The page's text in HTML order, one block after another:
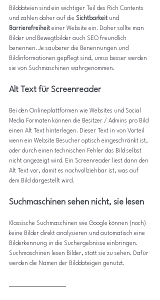
Bilddateien sind ein wichtiger Teil des Rich Contents
und zahlen daher auf die Sichtbarkeit und
Barrierefreiheit einer Website ein. Daher sollte man
Bilder und Bewegtbilder auch SEO freundlich
benennen. Je sauberer die Benennungen und
Bildinformationen gepflegt sind, umso besser werden
sie von Suchmaschinen wahrgenommen.
Alt Text für Screenreader
Bei den Onlineplattformen wie Websites und Social
Media Formaten können die Besitzer / Admins pro Bild
einen Alt Text hinterlegen. Dieser Text in von Vorteil
wenn ein Website Besucher optisch eingeschränkt ist,
oder durch einen technischen Fehler das Bild selbst
nicht angezeigt wird. Ein Screenreader liest dann den
Alt Text vor, damit es nachvollziehbar ist, was auf
dem Bild dargestellt wird.
Suchmaschinen sehen nicht, sie lesen
Klassische Suchmaschinen wie Google können (noch)
keine Bilder direkt analysieren und automatisch eine
Bilderkennung in die Suchergebnisse einbringen.
Suchmaschinen lesen Bilder, statt sie zu sehen. Dafür
werden die Namen der Bilddateigen genutzt.